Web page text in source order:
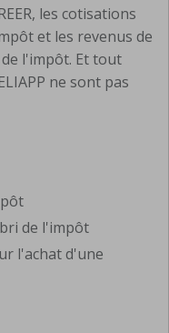
les cotisations
et les revenus de
l'impôt. Et tout
ne sont pas
de l'impôt
l'achat d'une